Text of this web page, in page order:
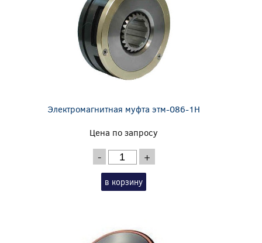
Электромагнитная муфта этм-086-1Н
Цена по запросу
- +
в корзину